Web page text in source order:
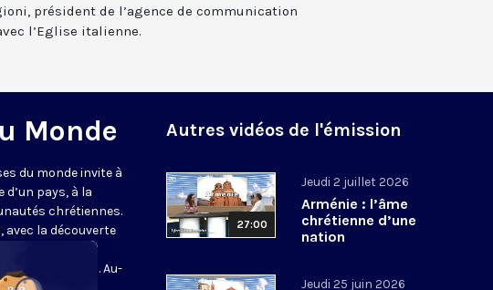
président de l’agence de communication
l’Eglise italienne.
Monde
du monde invite à
d’un pays, à la
chrétiennes.
avec la découverte
de
ses difficultés. Au-
Autres vidéos de l'émission
27:00
Jeudi 2 juillet 2026
Arménie : l’âme
chrétienne d’une
nation
Jeudi 25 juin 2026